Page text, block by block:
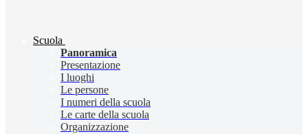
Scuola
Panoramica
Presentazione
I luoghi
Le persone
I numeri della scuola
Le carte della scuola
Organizzazione